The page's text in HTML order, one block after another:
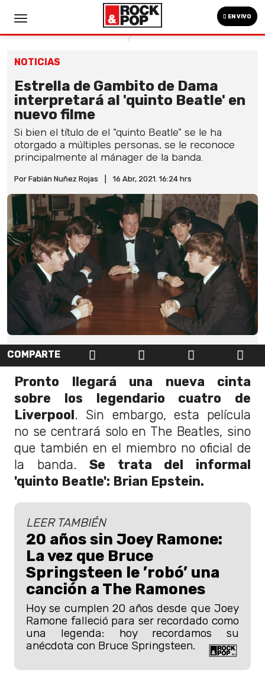
EN VIVO
NOTICIAS
Estrella de Gambito de Dama
interpretará al 'quinto Beatle' en
nuevo filme
Si bien el título de el "quinto Beatle" se le ha
otorgado a múltiples personas, se le reconoce
principalmente al mánager de la banda.
Por Fabián Nuñez Rojas 16 Abr, 2021. 16:24 hrs
COMPARTE
Pronto llegará una nueva cinta
sobre los legendario cuatro de
Liverpool. Sin embargo, esta película
no se centrará solo en The Beatles, sino
que también en el miembro no oficial de
la banda.Se trata del informal
'quinto Beatle': Brian Epstein.
LEER TAMBIÉN
20 años sin Joey Ramone:
La vez que Bruce
Springsteen le ’robó’ una
canción a The Ramones
Hoy se cumplen 20 años desde que Joey
Ramone falleció para ser recordado como
una legenda: hoy recordamos su
anécdota con Bruce Springsteen.